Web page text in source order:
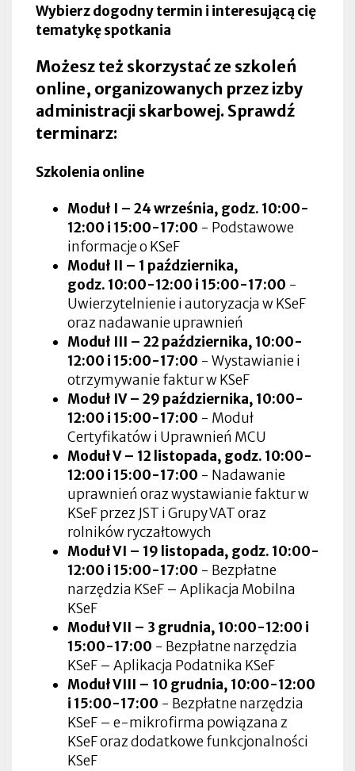
Wybierz dogodny termin i interesującą cię
tematykę spotkania
Możesz też skorzystać ze szkoleń
online, organizowanych przez izby
administracji skarbowej. Sprawdź
terminarz:
Szkolenia online
Moduł I – 24 września, godz. 10:00-
12:00 i 15:00-17:00 - Podstawowe
informacje o KSeF
Moduł II – 1 października,
godz. 10:00-12:00 i 15:00-17:00 -
Uwierzytelnienie i autoryzacja w KSeF
oraz nadawanie uprawnień
Moduł III – 22 października, 10:00-
12:00 i 15:00-17:00 - Wystawianie i
otrzymywanie faktur w KSeF
Moduł IV – 29 października, 10:00-
12:00 i 15:00-17:00 - Moduł
Certyfikatów i Uprawnień MCU
Moduł V – 12 listopada, godz. 10:00-
12:00 i 15:00-17:00 - Nadawanie
uprawnień oraz wystawianie faktur w
KSeF przez JST i Grupy VAT oraz
rolników ryczałtowych
Moduł VI – 19 listopada, godz. 10:00-
12:00 i 15:00-17:00 - Bezpłatne
narzędzia KSeF – Aplikacja Mobilna
KSeF
Moduł VII – 3 grudnia, 10:00-12:00 i
15:00-17:00 - Bezpłatne narzędzia
KSeF – Aplikacja Podatnika KSeF
Moduł VIII – 10 grudnia, 10:00-12:00
i 15:00-17:00 - Bezpłatne narzędzia
KSeF – e-mikrofirma powiązana z
KSeF oraz dodatkowe funkcjonalności
KSeF